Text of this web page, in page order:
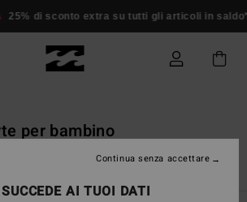
extra su tutti gli articoli in saldo* Donna
per bambino
AI TUOI DATI
Continua senza accettare